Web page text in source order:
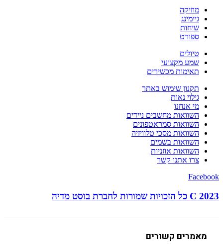
מוזיקה
גיימינג
שיחות
ספורט
טיולים
שמע מקצועי
תאימות מכשירים
תקנון שימוש באתר
גילוי נאות
מי אנחנו
השוואות מחשבים ניידים
השוואות סמראטפונים
השוואות מסכי טלוויזיה
השוואות בשמים
השוואות אוזניות
צרו אתנו קשר
Facebook
C 2023 כל הזכויות שמורות לחברת בוסט מדיה
מאמרים קשורים